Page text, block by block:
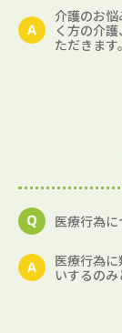
介護のお
く方の介
ただきます。
医療行為
医療行為
いするのみ